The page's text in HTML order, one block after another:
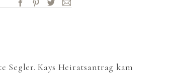
Segler. Kays Heiratsantrag kam